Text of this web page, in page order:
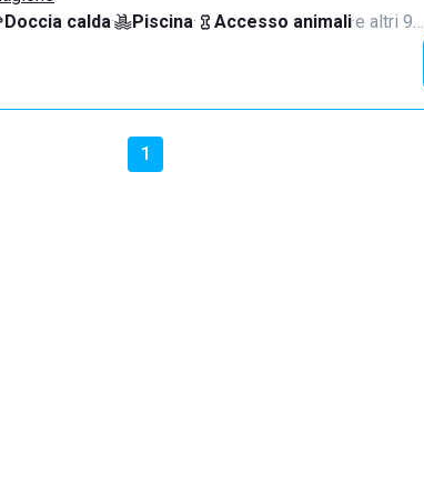
Doccia calda· Piscina· Accesso animali·e altri 9…
1